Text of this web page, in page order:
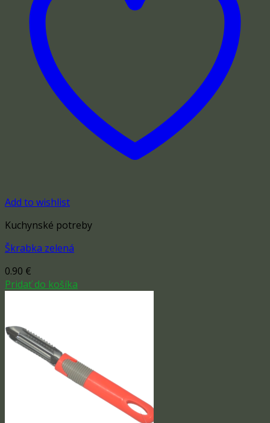
Add to wishlist
Kuchynské potreby
Škrabka zelená
0.90 €
Pridať do košíka